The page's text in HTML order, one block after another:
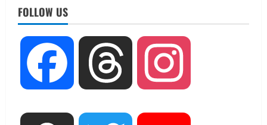
FOLLOW US
Facebook Threads
August 6, 2026
UTTARAKHAND NEWS
मिस उत्तराखंड 2026 के सब-कॉन्टेस्ट ‘मिस
ब्यूटीफुल आइज़’ एवं ‘मिस ब्यूटीफुल हेयर’ का
August 5, 2026